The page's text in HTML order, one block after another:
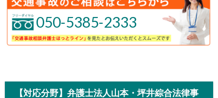
050-5385-2333
【対応分野】弁護士法人山本・坪井綜合法律事